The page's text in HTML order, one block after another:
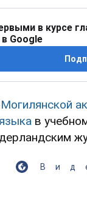
в курсе
в Google
в